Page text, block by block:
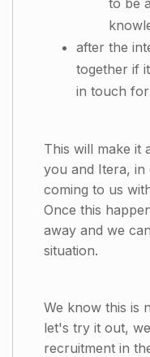
to be
after the
together if
in touch
This will make it
you and Itera, in
coming to us
Once this
away and we
situation.
We know this is
let's try it out,
recruitment in